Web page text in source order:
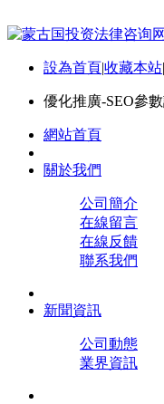
設為首頁|收藏本站|
優化推廣-SEO參
網站首頁
關於我們
公司簡介
在線留言
在線反饋
聯系我們
新聞資訊
公司動態
業界資訊